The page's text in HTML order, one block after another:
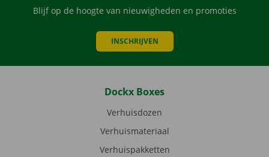
Blijf op de hoogte van nieuwigheden en promoties
INSCHRIJVEN
Dockx Boxes
Verhuisdozen
Verhuismateriaal
Verhuispakketten